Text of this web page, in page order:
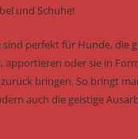
und Schuhe!
sind perfekt für Hunde, die
apportieren oder sie in
bringen. So bringt
auch die geistige